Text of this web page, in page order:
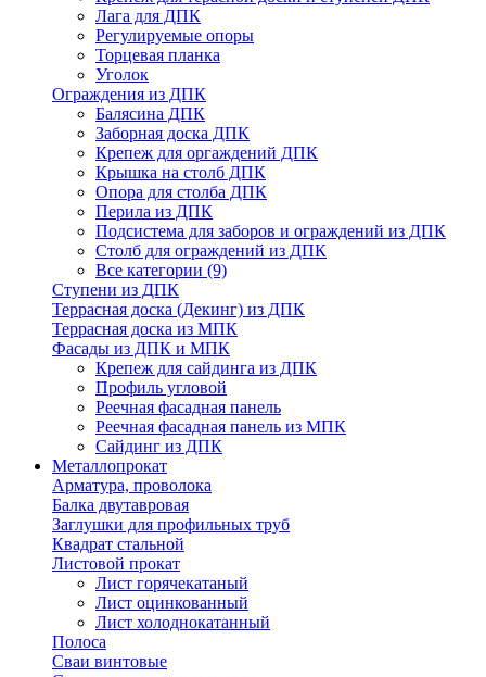
Лага для ДПК
Регулируемые опоры
Торцевая планка
Уголок
Ограждения из ДПК
Балясина ДПК
Заборная доска ДПК
Крепеж для оргаждений ДПК
Крышка на столб ДПК
Опора для столба ДПК
Перила из ДПК
Подсистема для заборов и ограждений из ДПК
Столб для ограждений из ДПК
Все категории (9)
Ступени из ДПК
Террасная доска (Декинг) из ДПК
Террасная доска из МПК
Фасады из ДПК и МПК
Крепеж для сайдинга из ДПК
Профиль угловой
Реечная фасадная панель
Реечная фасадная панель из МПК
Сайдинг из ДПК
Металлопрокат
Арматура, проволока
Балка двутавровая
Заглушки для профильных труб
Квадрат стальной
Листовой прокат
Лист горячекатаный
Лист оцинкованный
Лист холоднокатанный
Полоса
Сваи винтовые